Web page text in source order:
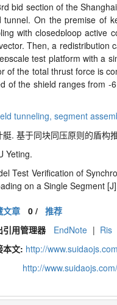
bid section of the
tunnel. On the premise of
with closedloop active
Then, a
scale test platform with a
of the total thrust force is
of the shield ranges from
tunneling, segment
艇. 基于同块同压原则的盾构
Yeting.
Test Verification of
on a Single Segment
文章 0/ 推荐
引用管理器
EndNote | Ris
本文: http://
http://